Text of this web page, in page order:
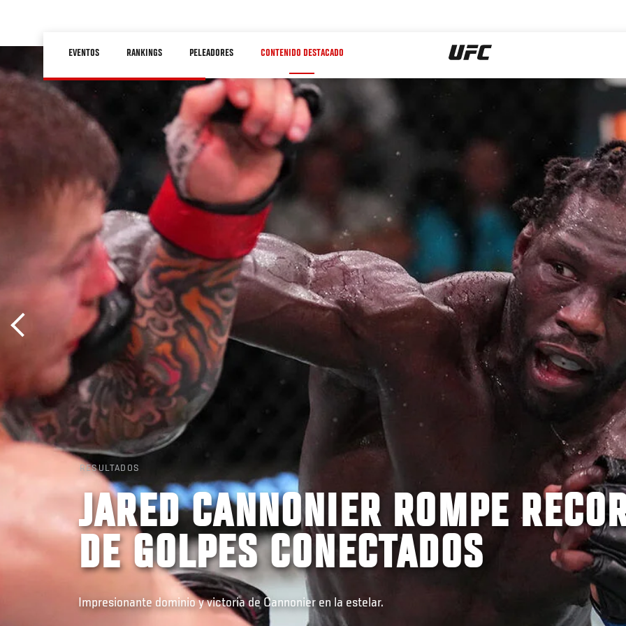
principal
navigation
EVENTOS RANKINGS PELEADORES CONTENIDO DESTACADO
RESULTADOS
JARED CANNONIER ROMPE
DE GOLPES CONECTADOS
Impresionante dominio y victoria de Cannonier en la estelar.